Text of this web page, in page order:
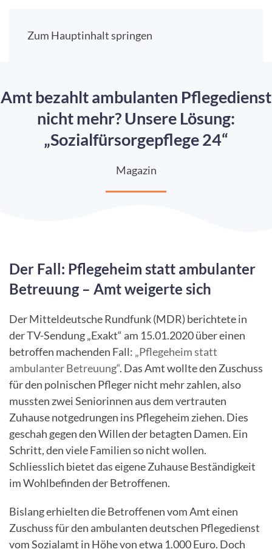
Zum Hauptinhalt springen
Amt bezahlt ambulanten Pflegedienst
nicht mehr? Unsere Lösung:
„Sozialfürsorgepflege 24“
Magazin
Der Fall: Pflegeheim statt ambulanter
Betreuung – Amt weigerte sich
Der Mitteldeutsche Rundfunk (MDR) berichtete in
der TV-Sendung „Exakt“ am 15.01.2020 über einen
betroffen machenden Fall: „Pflegeheim statt
ambulanter Betreuung“. Das Amt wollte den Zuschuss
für den polnischen Pfleger nicht mehr zahlen, also
mussten zwei Seniorinnen aus dem vertrauten
Zuhause notgedrungen ins Pflegeheim ziehen. Dies
geschah gegen den Willen der betagten Damen. Ein
Schritt, den viele Familien so nicht wollen.
Schliesslich bietet das eigene Zuhause Beständigkeit
im Wohlbefinden der Betroffenen.
Bislang erhielten die Betroffenen vom Amt einen
Zuschuss für den ambulanten deutschen Pflegedienst
vom Sozialamt in Höhe von etwa 1.000 Euro. Doch